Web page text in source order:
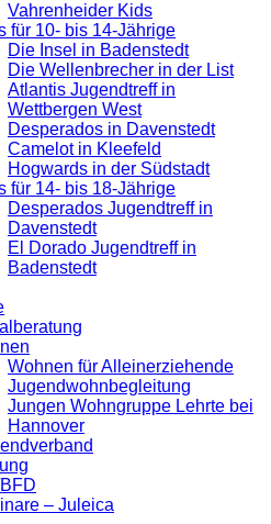
Vahrenheider Kids
für 10- bis 14-Jährige
Die Insel in Badenstedt
Die Wellenbrecher in der List
Atlantis Jugendtreff in
Wettbergen West
Desperados in Davenstedt
Camelot in Kleefeld
Hogwards in der Südstadt
für 14- bis 18-Jährige
Desperados Jugendtreff in
Davenstedt
El Dorado Jugendtreff in
Badenstedt
Wohnen für Alleinerziehende
Jugendwohnbegleitung
Jungen Wohngruppe Lehrte bei
Hannover
– Juleica